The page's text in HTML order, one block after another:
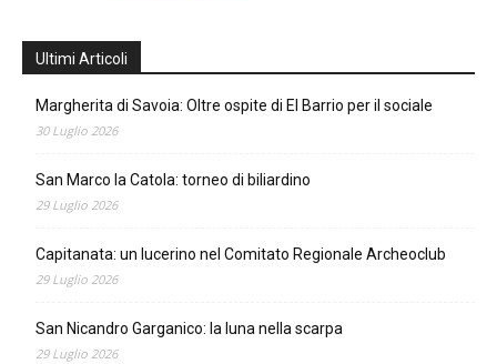
Ultimi Articoli
Margherita di Savoia: Oltre ospite di El Barrio per il sociale
30 Luglio 2026
San Marco la Catola: torneo di biliardino
29 Luglio 2026
Capitanata: un lucerino nel Comitato Regionale Archeoclub
29 Luglio 2026
San Nicandro Garganico: la luna nella scarpa
29 Luglio 2026